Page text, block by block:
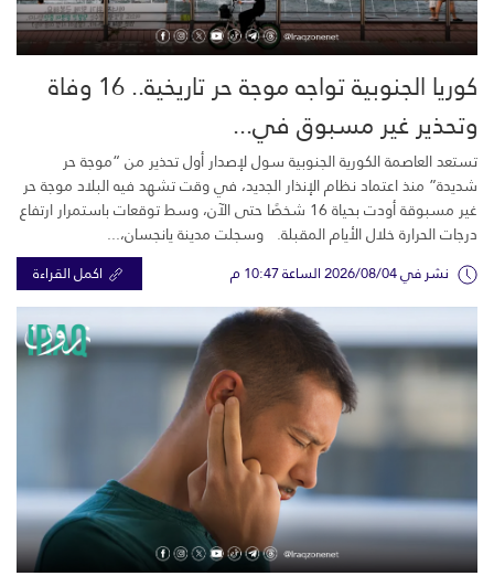
كوريا الجنوبية تواجه موجة حر تاريخية.. 16 وفاة
وتحذير غير مسبوق في...
تستعد العاصمة الكورية الجنوبية سول لإصدار أول تحذير من “موجة حر
شديدة” منذ اعتماد نظام الإنذار الجديد، في وقت تشهد فيه البلاد موجة حر
غير مسبوقة أودت بحياة 16 شخصًا حتى الآن، وسط توقعات باستمرار ارتفاع
درجات الحرارة خلال الأيام المقبلة. وسجلت مدينة يانجسان،...
نشر في 2026/08/04 الساعة 10:47 م اكمل القراءة